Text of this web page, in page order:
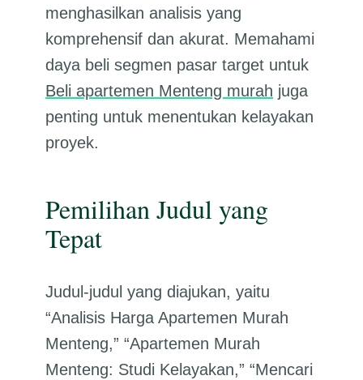
menghasilkan analisis yang
komprehensif dan akurat. Memahami
daya beli segmen pasar target untuk
Beli apartemen Menteng murah juga
penting untuk menentukan kelayakan
proyek.
Pemilihan Judul yang
Tepat
Judul-judul yang diajukan, yaitu
“Analisis Harga Apartemen Murah
Menteng,” “Apartemen Murah
Menteng: Studi Kelayakan,” “Mencari